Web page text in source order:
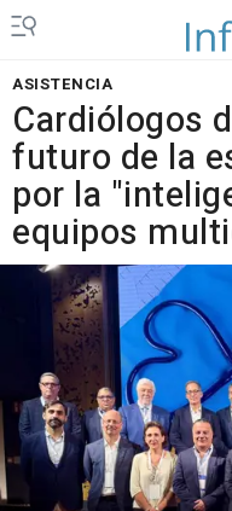
ASISTENCIA
Cardiólogos
futuro de la
por la
equipos